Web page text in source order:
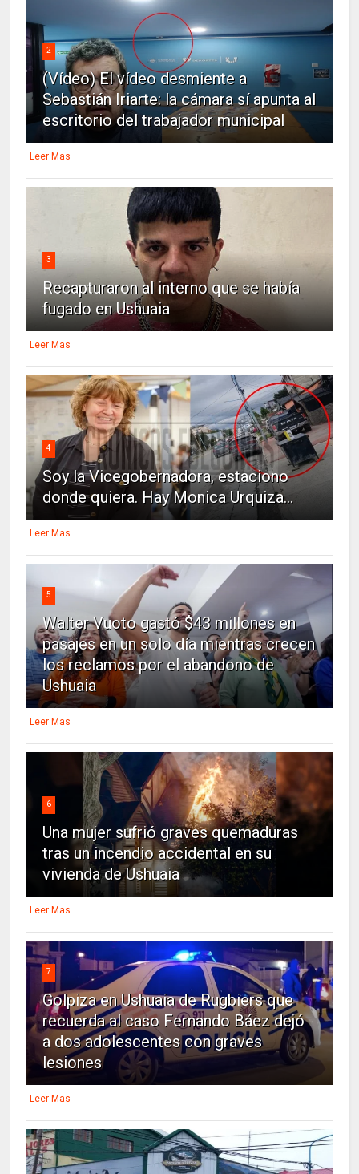
2
(Vídeo) El vídeo desmiente a
Sebastián Iriarte: la cámara sí apunta al
escritorio del trabajador municipal
Leer Mas
3
Recapturaron al interno que se había
fugado en Ushuaia
Leer Mas
4
Soy la Vicegobernadora, estaciono
donde quiera. Hay Monica Urquiza...
Leer Mas
5
Walter Vuoto gastó $43 millones en
pasajes en un solo día mientras crecen
los reclamos por el abandono de
Ushuaia
Leer Mas
6
Una mujer sufrió graves quemaduras
tras un incendio accidental en su
vivienda de Ushuaia
Leer Mas
7
Golpiza en Ushuaia de Rugbiers que
recuerda al caso Fernando Báez dejó
a dos adolescentes con graves
lesiones
Leer Mas